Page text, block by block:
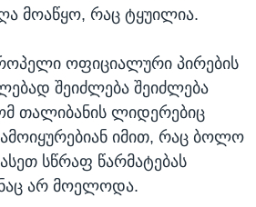
მოაწყო, რაც ტყუილია.
ოფიციალური პირების
შეიძლება შეიძლება
თალიბანის ლიდერებიც
იმით, რაც ბოლო
სწრაფ წარმატებას
არ მოელოდა.